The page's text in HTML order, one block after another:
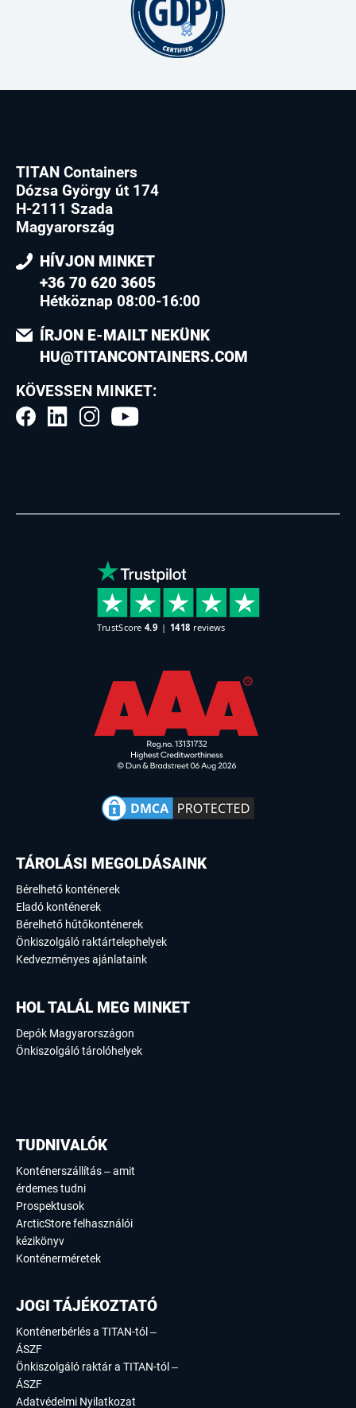
TITAN Containers
Dózsa György út 174
H-2111 Szada
Magyarország
HÍVJON MINKET
+36 70 620 3605
Hétköznap 08:00-16:00
ÍRJON E-MAILT NEKÜNK
HU@TITANCONTAINERS.COM
KÖVESSEN MINKET:
TÁROLÁSI MEGOLDÁSAINK
Bérelhető konténerek
Eladó konténerek
Bérelhető hűtőkonténerek
Önkiszolgáló raktártelephelyek
Kedvezményes ajánlataink
HOL TALÁL MEG MINKET
Depók Magyarországon
Önkiszolgáló tárolóhelyek
TUDNIVALÓK
Konténerszállítás – amit
érdemes tudni
Prospektusok
ArcticStore felhasználói
kézikönyv
Konténerméretek
JOGI TÁJÉKOZTATÓ
Konténerbérlés a TITAN-tól –
ÁSZF
Önkiszolgáló raktár a TITAN-tól –
ÁSZF
Adatvédelmi Nyilatkozat